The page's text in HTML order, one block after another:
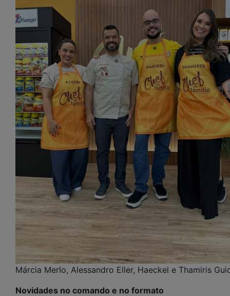
Márcia Merlo, Alessandro Eller, Haeckel e Thamiris
Novidades no comando e no formato